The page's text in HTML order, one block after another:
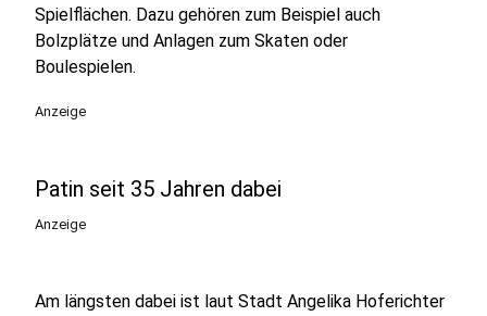
Spielflächen. Dazu gehören zum Beispiel auch
Bolzplätze und Anlagen zum Skaten oder
Boulespielen.
Anzeige
Patin seit 35 Jahren dabei
Anzeige
Am längsten dabei ist laut Stadt Angelika Hoferichter